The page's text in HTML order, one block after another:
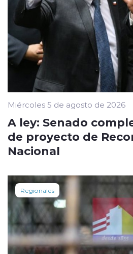
Miércoles 5 de agosto de 2026
A ley: Senado
de proyecto de
Nacional
Regionales